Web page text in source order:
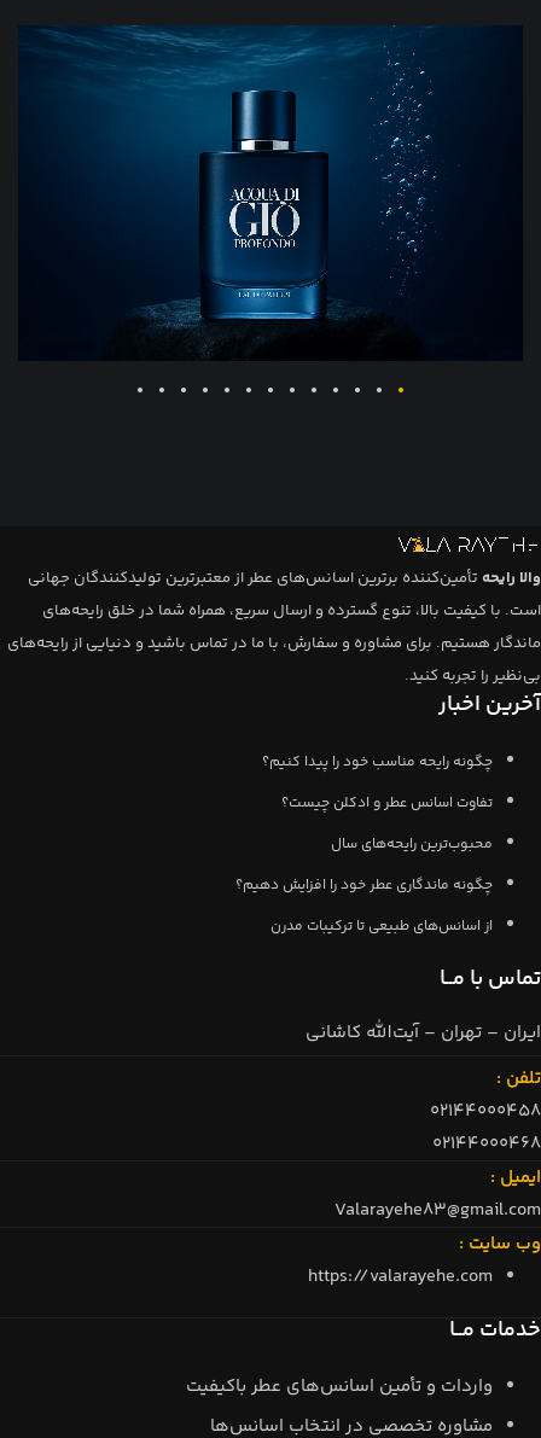
والا رایحه تأمین‌کننده برترین اسانس‌های عطر از معتبرترین تولیدکنندگان جهانی
است. با کیفیت بالا، تنوع گسترده و ارسال سریع، همراه شما در خلق رایحه‌های
ماندگار هستیم. برای مشاوره و سفارش، با ما در تماس باشید و دنیایی از رایحه‌های
بی‌نظیر را تجربه کنید.
آخرین اخبار
چگونه رایحه مناسب خود را پیدا کنیم؟
تفاوت اسانس عطر و ادکلن چیست؟
محبوب‌ترین رایحه‌های سال
چگونه ماندگاری عطر خود را افزایش دهیم؟
از اسانس‌های طبیعی تا ترکیبات مدرن
تماس با مــا
ایران – تهران – آیت‌الله کاشانی
تلفن :
02144000458
02144000468
ایمیل :
Valarayehe83@gmail.com
وب سایت :
https://valarayehe.com
خدمات مــا
واردات و تأمین اسانس‌های عطر باکیفیت
مشاوره تخصصی در انتخاب اسانس‌ها